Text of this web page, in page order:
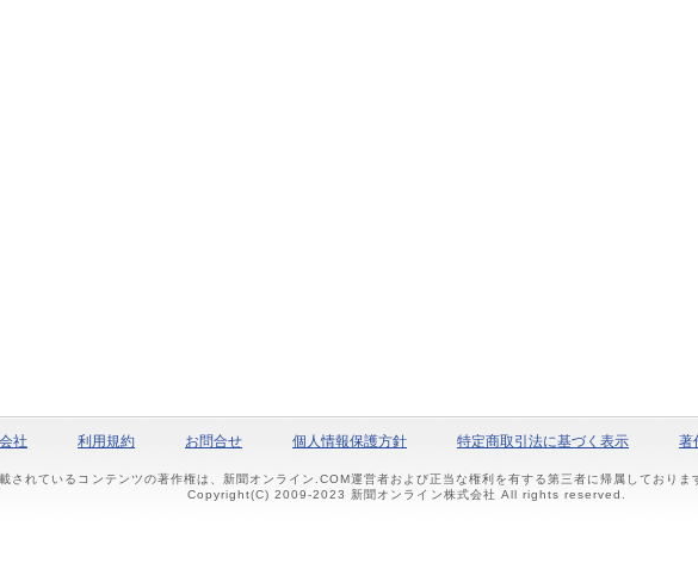
社 利用規約 お問合せ 個人情報保護方針 特定商取引法に基づく表示 著
されているコンテンツの著作権は、新聞オンライン.COM運営者および正当な権利を有する第三者に帰属しておりま
Copyright(C) 2009-2023 新聞オンライン株式会社 All rights reserved.